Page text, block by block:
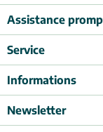
Assistance
Service
Informations
Newsletter